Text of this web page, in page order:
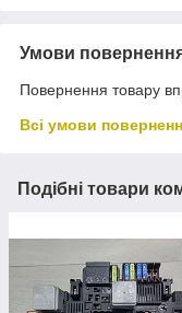
Умови
Повернення товару
Всі умови
Подібні товари